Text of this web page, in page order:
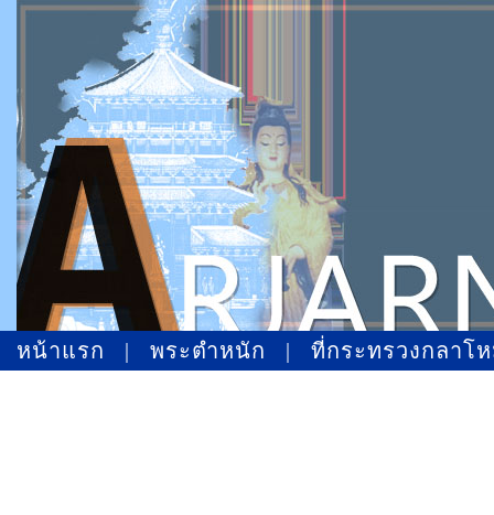
หน้าแรก | พระตำหนัก | ที่กระทรวงกลาโ